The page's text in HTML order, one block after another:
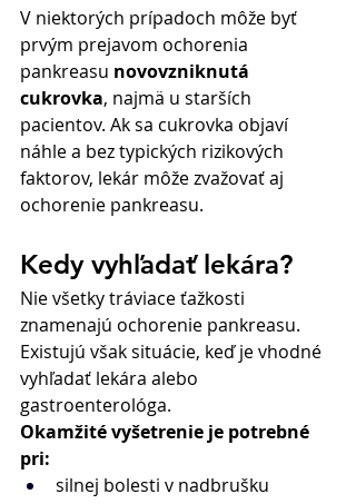
V niektorých prípadoch môže byť
prvým prejavom ochorenia
pankreasu novovzniknutá
cukrovka, najmä u starších
pacientov. Ak sa cukrovka objaví
náhle a bez typických rizikových
faktorov, lekár môže zvažovať aj
ochorenie pankreasu.
Kedy vyhľadať lekára?
Nie všetky tráviace ťažkosti
znamenajú ochorenie pankreasu.
Existujú však situácie, keď je vhodné
vyhľadať lekára alebo
gastroenterológa.
Okamžité vyšetrenie je potrebné
pri:
silnej bolesti v nadbrušku